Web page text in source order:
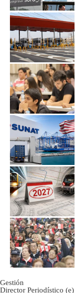
Gestión
Director Periodístico (e)